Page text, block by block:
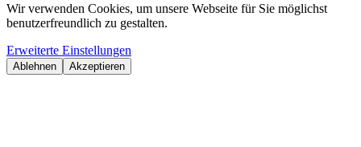
Wir verwenden Cookies, um unsere Webseite für Sie möglichst
benutzerfreundlich zu gestalten.
Erweiterte Einstellungen
Ablehnen Akzeptieren